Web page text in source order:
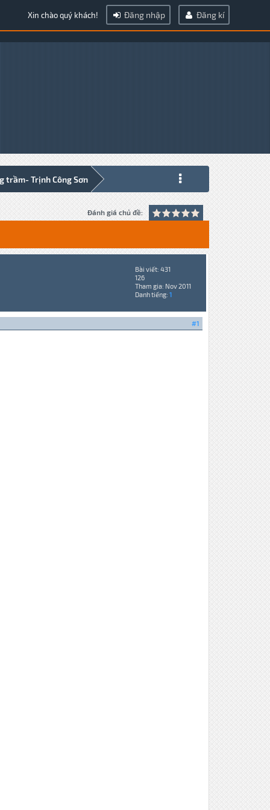
Xin chào quý khách! Đăng nhập Đăng kí
trầm- Trịnh Công Sơn
Đánh giá chủ đề:
Bài viết: 431
126
Tham gia: Nov 2011
Danh tiếng: 1
#1